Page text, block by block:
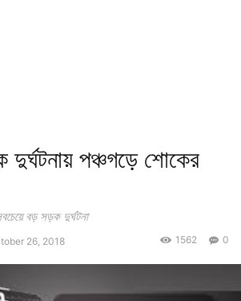
দুর্ঘটনায় পঞ্চগড়ে শোকের
বড় সড়ক দুর্ঘটনা
26, 2018 0
1562